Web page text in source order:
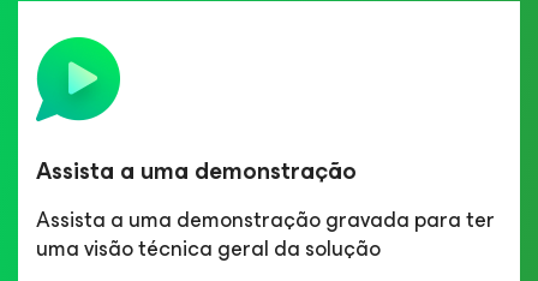
Assista a uma demonstração
Assista a uma demonstração gravada para ter
uma visão técnica geral da solução